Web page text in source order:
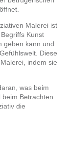
Malerei ist
Kunst
geben kann und
Diese
indem sie
was beim
beim Betrachten
die